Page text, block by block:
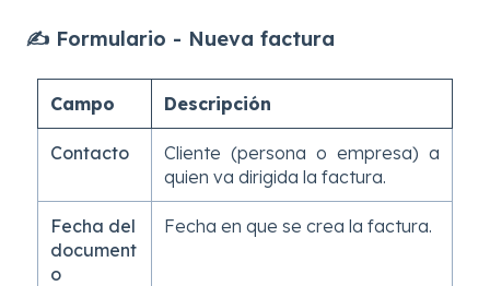
✍️ Formulario - Nueva factura
Campo Descripción
Contacto
Cliente (persona o empresa) a
quien va dirigida la factura.
Fecha del
document
o
Fecha en que se crea la factura.